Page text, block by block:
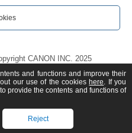
CANON INC. 2025
and functions and improve their
our use of the cookies here. If you
provide the contents and functions of
Reject